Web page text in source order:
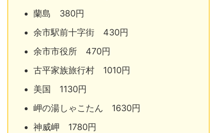
蘭島 380円
余市駅前十字街 430円
余市市役所 470円
古平家族旅行村 1010円
美国 1130円
岬の湯しゃこたん 1630円
神威岬 1780円